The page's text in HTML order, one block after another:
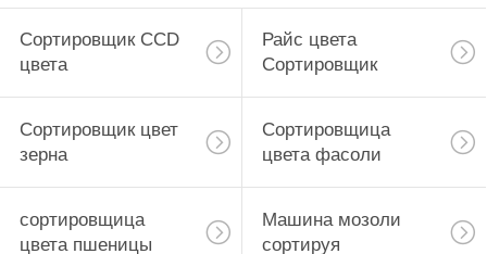
Сортировщик CCD
цвета
Райс цвета
Сортировщик
Сортировщик цвет
зерна
Сортировщица
цвета фасоли
сортировщица
цвета пшеницы
Машина мозоли
сортируя